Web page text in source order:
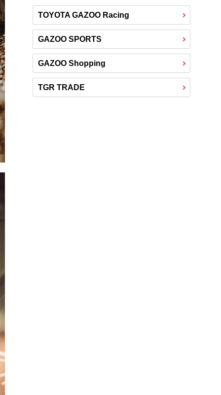
TOYOTA GAZOO Racing
GAZOO SPORTS
GAZOO Shopping
TGR TRADE